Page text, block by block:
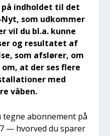
ind­hol­det til det
som udkom­mer
vil du bl.a. kun­ne
og resul­ta­tet af
som afslø­rer, om
at der ses fle­re
med
våben.
teg­ne abon­ne­ment på
— hvor­ved du spa­rer